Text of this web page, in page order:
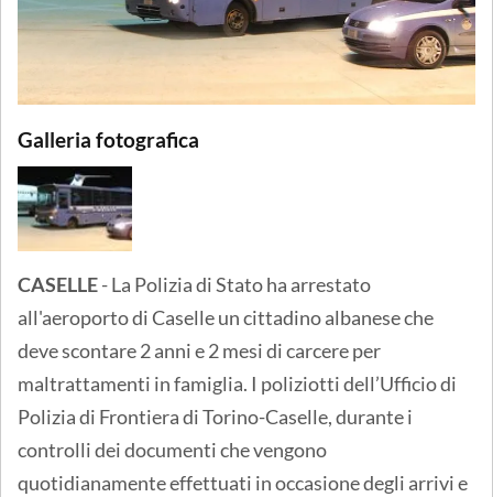
Galleria fotografica
CASELLE- La Polizia di Stato ha arrestato
all'aeroporto di Caselle un cittadino albanese che
deve scontare 2 anni e 2 mesi di carcere per
maltrattamenti in famiglia. I poliziotti dell’Ufficio di
Polizia di Frontiera di Torino-Caselle, durante i
controlli dei documenti che vengono
quotidianamente effettuati in occasione degli arrivi e